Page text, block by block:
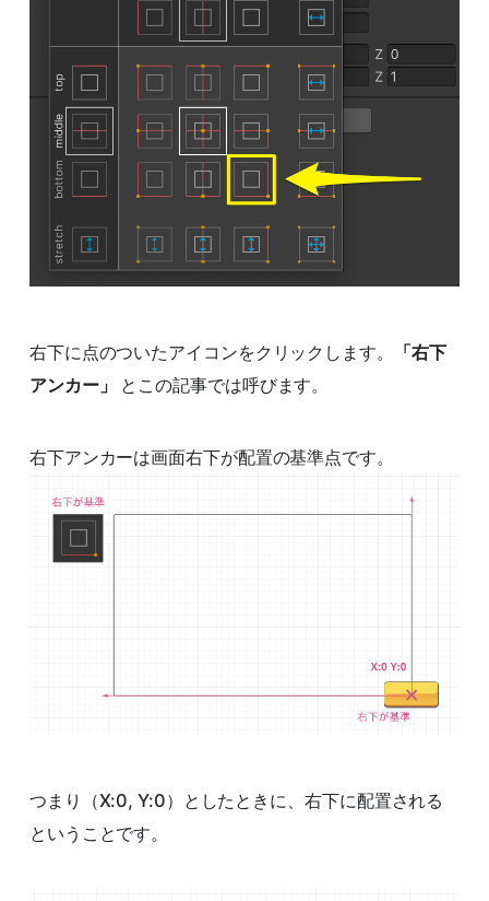
右下に点のついたアイコンをクリックします。
「右下
アンカー」
とこの記事では呼びます。
右下アンカーは画面右下が配置の基準点です。
つまり（X:0, Y:0）としたときに、右下に配置される
ということです。